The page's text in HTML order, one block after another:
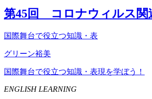
第45回 コロナウィルス関
国際舞台で役立つ知識・表
グリーン裕美
国際舞台で役立つ知識・表現を学ぼう！
ENGLISH LEARNING